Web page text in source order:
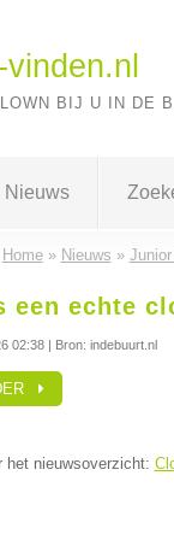
-vinden.nl
BIJ U IN DE
Nieuws
Home» Nieuws »
een echte
02:38| Bron: indebuurt.nl
het nieuwsoverzicht: